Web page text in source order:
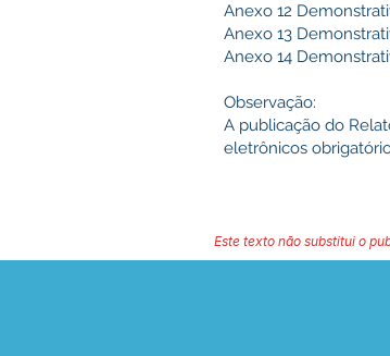
Anexo 12
Anexo 13
Anexo 14
Observação:
A publicação do
eletrônicos
Este texto não substitui o